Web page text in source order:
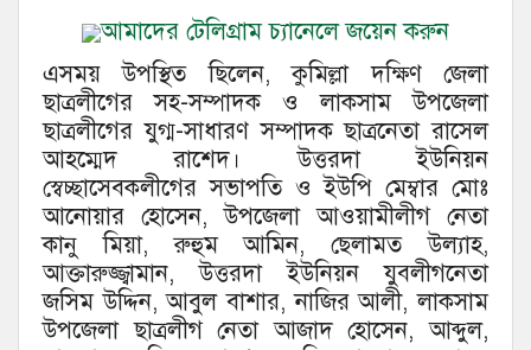
আমাদের টেলিগ্রাম চ্যানেলে জয়েন করুন
এসময় উপস্থিত ছিলেন, কুমিল্লা দক্ষিণ জেলা
ছাত্রলীগের সহ-সম্পাদক ও লাকসাম উপজেলা
ছাত্রলীগের যুগ্ম-সাধারণ সম্পাদক ছাত্রনেতা রাসেল
আহম্মেদ রাশেদ। উত্তরদা ইউনিয়ন
স্বেচ্ছাসেবকলীগের সভাপতি ও ইউপি মেম্বার মোঃ
আনোয়ার হোসেন, উপজেলা আওয়ামীলীগ নেতা
কানু মিয়া, রুহুম আমিন, ছেলামত উল্যাহ,
আক্তারুজ্জ্বামান, উত্তরদা ইউনিয়ন যুবলীগনেতা
জসিম উদ্দিন, আবুল বাশার, নাজির আলী, লাকসাম
উপজেলা ছাত্রলীগ নেতা আজাদ হোসেন, আব্দুল,